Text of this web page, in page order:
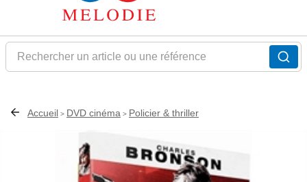
Rechercher un article ou une référence
Accueil > DVD cinéma > Policier & thriller